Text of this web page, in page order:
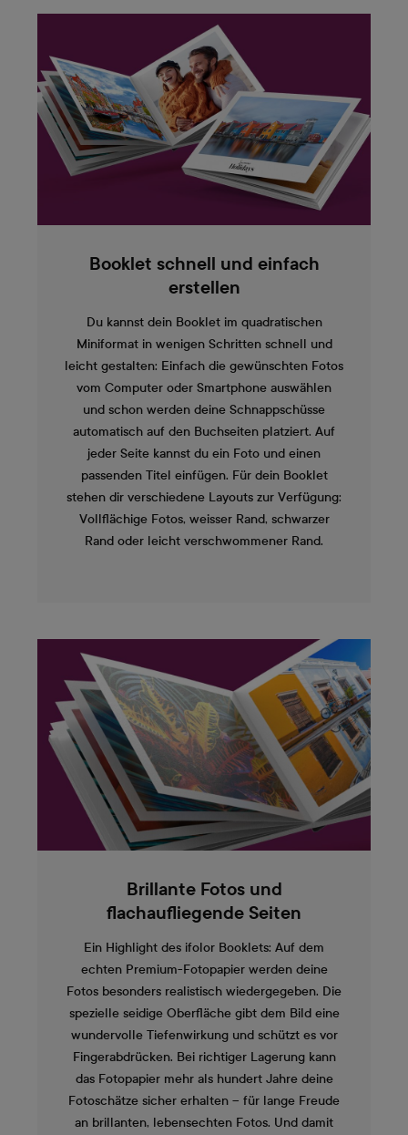
Booklet schnell und einfach
erstellen
Du kannst dein Booklet im quadratischen
Miniformat in wenigen Schritten schnell und
leicht gestalten: Einfach die gewünschten Fotos
vom Computer oder Smartphone auswählen
und schon werden deine Schnappschüsse
automatisch auf den Buchseiten platziert. Auf
jeder Seite kannst du ein Foto und einen
passenden Titel einfügen. Für dein Booklet
stehen dir verschiedene Layouts zur Verfügung:
Vollflächige Fotos, weisser Rand, schwarzer
Rand oder leicht verschwommener Rand.
Brillante Fotos und
flachaufliegende Seiten
Ein Highlight des ifolor Booklets: Auf dem
echten Premium-Fotopapier werden deine
Fotos besonders realistisch wiedergegeben. Die
spezielle seidige Oberfläche gibt dem Bild eine
wundervolle Tiefenwirkung und schützt es vor
Fingerabdrücken. Bei richtiger Lagerung kann
das Fotopapier mehr als hundert Jahre deine
Fotoschätze sicher erhalten – für lange Freude
an brillanten, lebensechten Fotos. Und damit